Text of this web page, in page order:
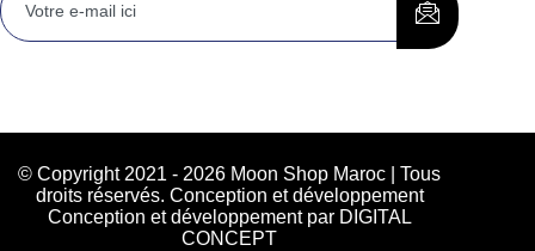
© Copyright 2021 - 2026 Moon Shop Maroc | Tous
droits réservés. Conception et développement
Conception et développement par DIGITAL
CONCEPT